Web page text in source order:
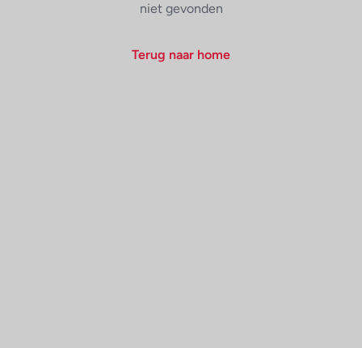
niet gevonden
Terug naar home